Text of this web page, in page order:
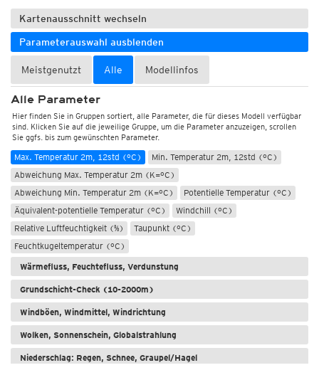
Kartenausschnitt wechseln
Parameterauswahl ausblenden
Meistgenutzt Alle Modellinfos
Alle Parameter
Hier finden Sie in Gruppen sortiert, alle Parameter, die für dieses Modell verfügbar
sind. Klicken Sie auf die jeweilige Gruppe, um die Parameter anzuzeigen, scrollen
Sie ggfs. bis zum gewünschten Parameter.
Temperatur und Luftfeuchtigkeit
Temperatur 2m (°C)
Temperatur 2m (Farbsehschwäche) (°C)
Temperatur 2m, flexible Skala (°C)
Temperatur 2m, Windvektoren (°C)
Max. Temperatur 2m, 12std (°C)
Min. Temperatur 2m, 12std (°C)
Abweichung Max. Temperatur 2m (K=°C)
Abweichung Min. Temperatur 2m (K=°C)
Potentielle Temperatur (°C)
Äquivalent-potentielle Temperatur (°C)
Windchill (°C)
Relative Luftfeuchtigkeit (%)
Taupunkt (°C)
Feuchtkugeltemperatur (°C)
Wärmefluss, Feuchtefluss, Verdunstung
Grundschicht-Check (10-2000m)
Windböen, Windmittel, Windrichtung
Wolken, Sonnenschein, Globalstrahlung
Niederschlag: Regen, Schnee, Graupel/Hagel